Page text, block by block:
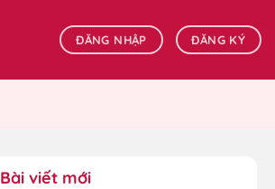
ĐĂNG NHẬP ĐĂNG KÝ
Bài viết mới